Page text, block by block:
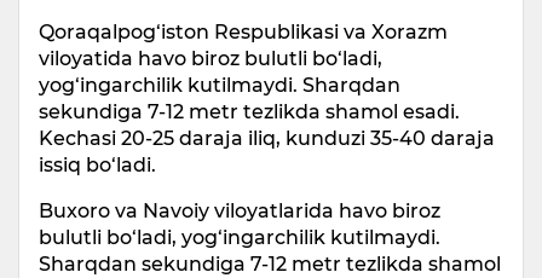
Qoraqalpog‘iston Respublikasi va Xorazm
viloyatida havo biroz bulutli bo‘ladi,
yog‘ingarchilik kutilmaydi. Sharqdan
sekundiga 7-12 metr tezlikda shamol esadi.
Kechasi 20-25 daraja iliq, kunduzi 35-40 daraja
issiq bo‘ladi.
Buxoro va Navoiy viloyatlarida havo biroz
bulutli bo‘ladi, yog‘ingarchilik kutilmaydi.
Sharqdan sekundiga 7-12 metr tezlikda shamol